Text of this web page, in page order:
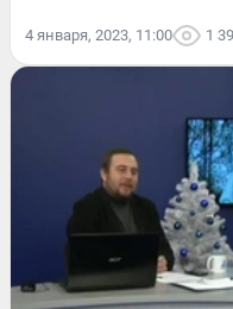
4 января, 2023, 11:00 1